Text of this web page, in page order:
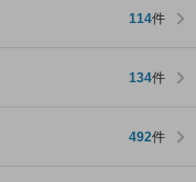
114件
134件
492件